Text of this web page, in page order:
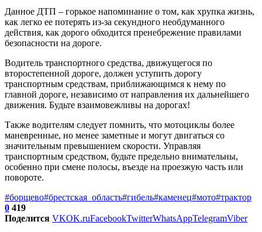
Данное ДТП – горькое напоминание о том, как хрупка жизнь,
как легко ее потерять из-за секундного необдуманного
действия, как дорого обходится пренебрежение правилами
безопасности на дороге.
Водитель транспортного средства, движущегося по
второстепенной дороге, должен уступить дорогу
транспортным средствам, приближающимся к нему по
главной дороге, независимо от направления их дальнейшего
движения. Будьте взаимовежливы на дорогах!
Также водителям следует помнить, что мотоциклы более
маневренные, но менее заметные и могут двигаться со
значительным превышением скорости. Управляя
транспортным средством, будьте предельно внимательны,
особенно при смене полосы, въезде на проезжую часть или
повороте.
#борщево#брестская_область#гибель#каменец#мото#трактор
0 419
Поделится VKOK.ruFacebookTwitterWhatsAppTelegramViber